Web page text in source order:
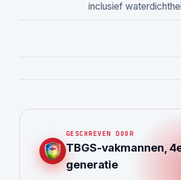
inclusief
GESCHREVEN DOOR
TBGS-vakmannen,
generatie